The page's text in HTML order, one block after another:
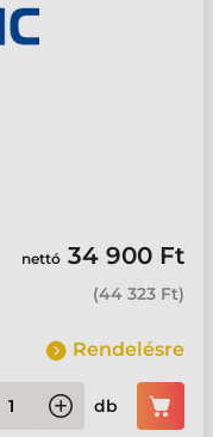
nettó 34 900 Ft
(44 323 Ft)
Rendelésre
db